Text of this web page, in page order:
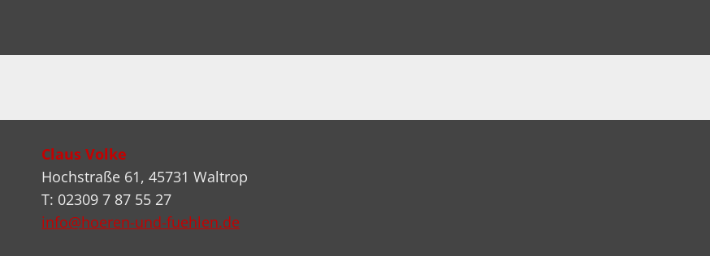
Claus Volke
Hochstraße 61, 45731 Waltrop
T: 02309 7 87 55 27
info@hoeren-und-fuehlen.de